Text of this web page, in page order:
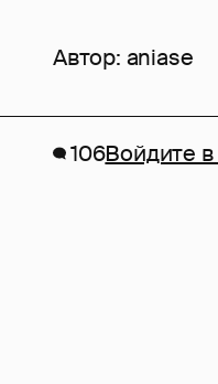
Автор: aniase
106Войдите в